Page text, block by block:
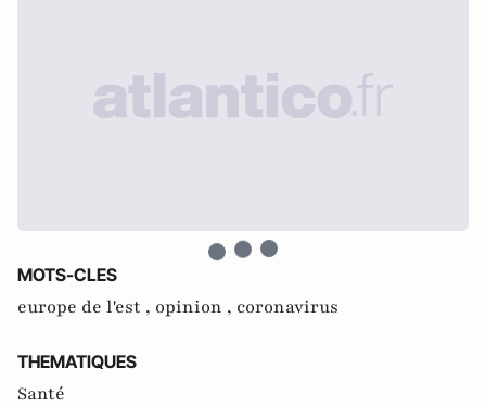
MOTS-CLES
europe de l'est , opinion , coronavirus
THEMATIQUES
Santé